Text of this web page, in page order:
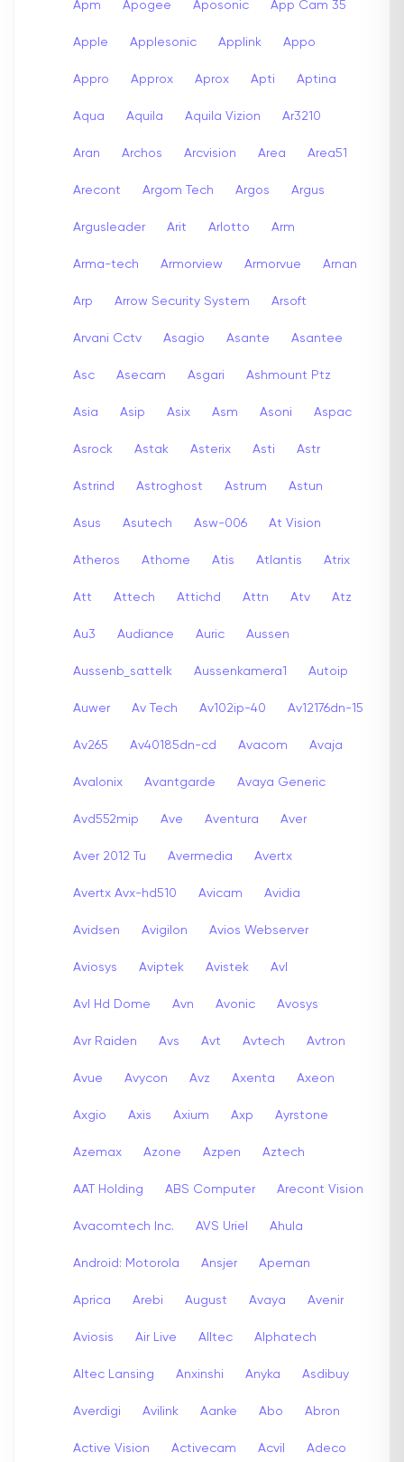
Apm Apogee Aposonic App Cam 35
Apple Applesonic Applink Appo
Appro Approx Aprox Apti Aptina
Aqua Aquila Aquila Vizion Ar3210
Aran Archos Arcvision Area Area51
Arecont Argom Tech Argos Argus
Argusleader Arit Arlotto Arm
Arma-tech Armorview Armorvue Arnan
Arp Arrow Security System Arsoft
Arvani Cctv Asagio Asante Asantee
Asc Asecam Asgari Ashmount Ptz
Asia Asip Asix Asm Asoni Aspac
Asrock Astak Asterix Asti Astr
Astrind Astroghost Astrum Astun
Asus Asutech Asw-006 At Vision
Atheros Athome Atis Atlantis Atrix
Att Attech Attichd Attn Atv Atz
Au3 Audiance Auric Aussen
Aussenb_sattelk Aussenkamera1 Autoip
Auwer Av Tech Av102ip-40 Av12176dn-15
Av265 Av40185dn-cd Avacom Avaja
Avalonix Avantgarde Avaya Generic
Avd552mip Ave Aventura Aver
Aver 2012 Tu Avermedia Avertx
Avertx Avx-hd510 Avicam Avidia
Avidsen Avigilon Avios Webserver
Aviosys Aviptek Avistek Avl
Avl Hd Dome Avn Avonic Avosys
Avr Raiden Avs Avt Avtech Avtron
Avue Avycon Avz Axenta Axeon
Axgio Axis Axium Axp Ayrstone
Azemax Azone Azpen Aztech
AAT Holding ABS Computer Arecont Vision
Avacomtech Inc. AVS Uriel Ahula
Android: Motorola Ansjer Apeman
Aprica Arebi August Avaya Avenir
Aviosis Air Live Alltec Alphatech
Altec Lansing Anxinshi Anyka Asdibuy
Averdigi Avilink Aanke Abo Abron
Active Vision Activecam Acvil Adeco